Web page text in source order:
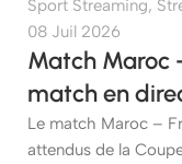
Sport Streaming,
08 Juil 2026
Match Maroc
match en
Le match Maroc –
attendus de la